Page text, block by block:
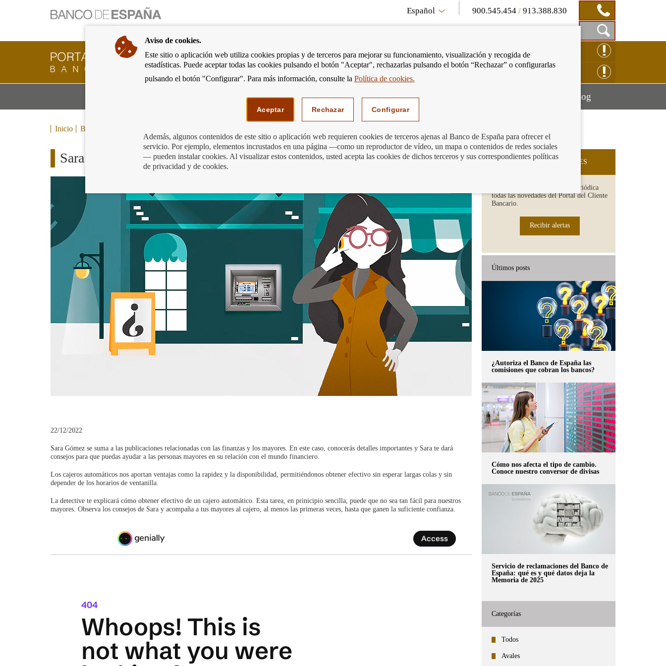
Ir
a
página
de
inicio
del
Español 900.545.454 /913.388.830
Mostrar
Caja
de
Búsqueda
Cliente
Bancario
Banco
ir
a
RECLAMACIÓN ONLINE
Podemos ayudarte Mostrar
menú
BlogMostrar
Inicio Blog
Sara Gómez y el caso de los cajeros automáticos
22/12/2022
Sara Gómez se suma a las publicaciones relacionadas con las finanzas y los mayores. En este caso, conocerás detalles importantes y Sara te dará
consejos para que puedas ayudar a las personas mayores en su relación con el mundo financiero.
Los cajeros automáticos nos aportan ventajas como la rapidez y la disponibilidad, permitiéndonos obtener efectivo sin esperar largas colas y sin
depender de los horarios de ventanilla.
La detective te explicará cómo obtener efectivo de un cajero automático. Esta tarea, en prinicipio sencilla, puede que no sea tan fácil para nuestros
mayores. Observa los consejos de Sara y acompaña a tus mayores al cajero, al menos las primeras veces, hasta que ganen la suficiente confianza.
SUSCRIPCIÓN A NOVEDADES
Recibe en tu email de forma periódica
todas las novedades del Portal del Cliente
Bancario.
Recibir alertas
Últimos posts
¿Autoriza el Banco de España las
comisiones que cobran los bancos?
Cómo nos afecta el tipo de cambio.
Conoce nuestro conversor de divisas
Servicio de reclamaciones del Banco de
España: qué es y qué datos deja la
Memoria de 2025
Categorías
Todos
Avales
Aviso de cookies.
Este sitio o aplicación web utiliza cookies propias y de terceros para mejorar su funcionamiento, visualización y recogida de
estadísticas. Puede aceptar todas las cookies pulsando el botón "Aceptar", rechazarlas pulsando el botón “Rechazar” o configurarlas
pulsando el botón "Configurar". Para más información, consulte la Política de cookies.
Aceptar Rechazar Configurar
Además, algunos contenidos de este sitio o aplicación web requieren cookies de terceros ajenas al Banco de España para ofrecer el
servicio. Por ejemplo, elementos incrustados en una página —como un reproductor de vídeo, un mapa o contenidos de redes sociales
— pueden instalar cookies. Al visualizar estos contenidos, usted acepta las cookies de dichos terceros y sus correspondientes políticas
de privacidad y de cookies.